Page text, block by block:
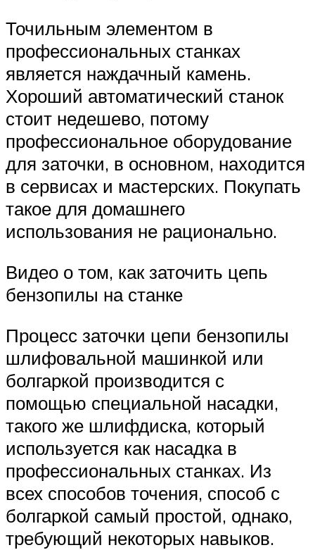
Точильным элементом в
профессиональных станках
является наждачный камень.
Хороший автоматический станок
стоит недешево, потому
профессиональное оборудование
для заточки, в основном, находится
в сервисах и мастерских. Покупать
такое для домашнего
использования не рационально.
Видео о том, как заточить цепь
бензопилы на станке
Процесс заточки цепи бензопилы
шлифовальной машинкой или
болгаркой производится с
помощью специальной насадки,
такого же шлифдиска, который
используется как насадка в
профессиональных станках. Из
всех способов точения, способ с
болгаркой самый простой, однако,
требующий некоторых навыков.